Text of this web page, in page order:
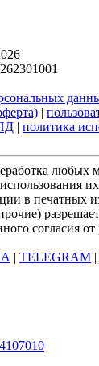
|
| политика
любых
в печатных
согласия
| TELEGRAM |